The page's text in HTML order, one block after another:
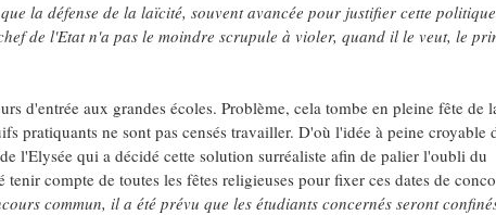
la défense de la laïcité, souvent avancée pour justifier cette
de l'Etat n'a pas le moindre scrupule à violer, quand il le veut, le
d'entrée aux grandes écoles. Problème, cela tombe en pleine fête de
pratiquants ne sont pas censés travailler. D'où l'idée à peine croyable
l'Elysée qui a décidé cette solution surréaliste afin de palier l'oubli du
compte de toutes les fêtes religieuses pour fixer ces dates de
commun, il a été prévu que les étudiants concernés seront